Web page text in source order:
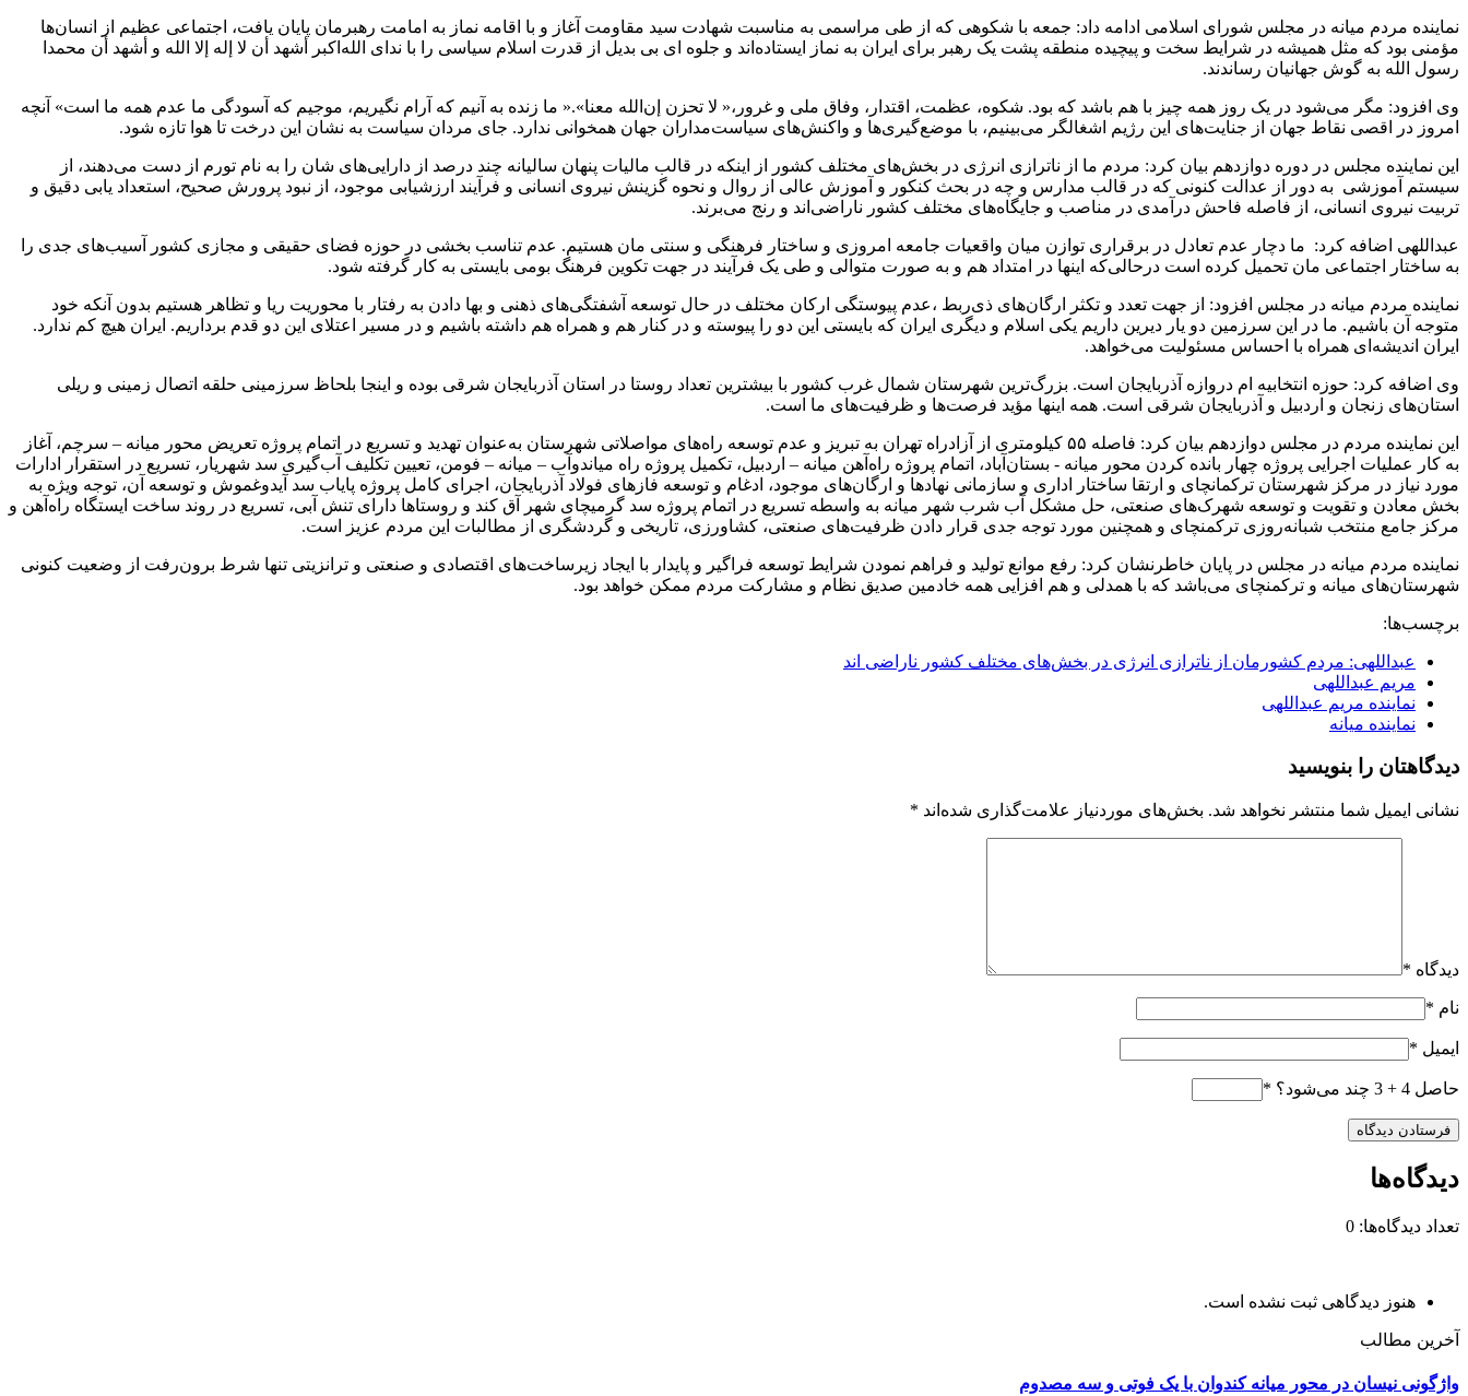
نماینده مردم میانه در مجلس شورای اسلامی ادامه داد: جمعه با شکوهی که از طی مراسمی به مناسبت شهادت سید مقاومت آغاز و با اقامه نماز به امامت رهبرمان پایان یافت، اجتماعی عظیم از انسان‌ها
مؤمنی بود که مثل همیشه در شرایط سخت و پیچیده منطقه پشت یک رهبر برای ایران به نماز ایستاده‌اند و جلوه ای بی بدیل از قدرت اسلام سیاسی را با ندای الله‌اکبر أشهد أن لا إله إلا الله و أشهد أن محمدا
رسول الله به گوش جهانیان رساندند.
وی افزود: مگر می‌شود در یک روز همه چیز با هم باشد که بود. شکوه، عظمت، اقتدار، وفاق ملی و غرور،« لا تحزن إن‌الله معنا».« ما زنده به آنیم که آرام نگیریم، موجیم که آسودگی ما عدم همه ما است» آنچه
امروز در اقصی نقاط جهان از جنایت‌های این رژیم اشغالگر می‌بینیم، با موضع‌گیری‌ها و واکنش‌های سیاست‌مداران جهان همخوانی ندارد. جای مردان سیاست به نشان این درخت تا هوا تازه شود.
این نماینده مجلس در دوره دوازدهم بیان کرد: مردم ما از ناترازی انرژی در بخش‌های مختلف کشور از اینکه در قالب مالیات پنهان سالیانه چند درصد از دارایی‌های شان را به نام تورم از دست می‌دهند، از
سیستم آموزشی به دور از عدالت کنونی که در قالب مدارس و چه در بحث کنکور و آموزش عالی از روال و نحوه گزینش نیروی انسانی و فرآیند ارزشیابی موجود، از نبود پرورش صحیح، استعداد یابی دقیق و
تربیت نیروی انسانی، از فاصله فاحش درآمدی در مناصب و جایگاه‌های مختلف کشور ناراضی‌اند و رنج می‌برند.
عبداللهی اضافه کرد: ما دچار عدم تعادل در برقراری توازن میان واقعیات جامعه امروزی و ساختار فرهنگی و سنتی مان هستیم. عدم تناسب بخشی در حوزه فضای حقیقی و مجازی کشور آسیب‌های جدی را
به ساختار اجتماعی مان تحمیل کرده است درحالی‌که اینها در امتداد هم و به صورت متوالی و طی یک فرآیند در جهت تکوین فرهنگ بومی بایستی به کار گرفته شود.
نماینده مردم میانه در مجلس افزود: از جهت تعدد و تکثر ارگان‌های ذی‌ربط ،عدم پیوستگی ارکان مختلف در حال توسعه آشفتگی‌های ذهنی و بها دادن به رفتار با محوریت ریا و تظاهر هستیم بدون آنکه خود
متوجه آن باشیم. ما در این سرزمین دو یار دیرین داریم یکی اسلام و دیگری ایران که بایستی این دو را پیوسته و در کنار هم و همراه هم داشته باشیم و در مسیر اعتلای این دو قدم برداریم. ایران هیچ کم ندارد.
ایران اندیشه‌ای همراه با احساس مسئولیت می‌خواهد.
وی اضافه کرد: حوزه انتخابیه ام دروازه آذربایجان است. بزرگ‌ترین شهرستان شمال غرب کشور با بیشترین تعداد روستا در استان آذربایجان شرقی بوده و اینجا بلحاظ سرزمینی حلقه اتصال زمینی و ریلی
استان‌های زنجان و اردبیل و آذربایجان شرقی است. همه اینها مؤید فرصت‌ها و ظرفیت‌های ما است.
این نماینده مردم در مجلس دوازدهم بیان کرد: فاصله ۵۵ کیلومتری از آزادراه تهران به تبریز و عدم توسعه راه‌های مواصلاتی شهرستان به‌عنوان تهدید و تسریع در اتمام پروژه تعریض محور میانه – سرچم، آغاز
به کار عملیات اجرایی پروژه چهار بانده کردن محور میانه - بستان‌آباد، اتمام پروژه راه‌آهن میانه – اردبیل، تکمیل پروژه راه میاندوآب – میانه – فومن، تعیین تکلیف آب‌گیری سد شهریار، تسریع در استقرار ادارات
مورد نیاز در مرکز شهرستان ترکمانچای و ارتقا ساختار اداری و سازمانی نهادها و ارگان‌های موجود، ادغام و توسعه فازهای فولاد آذربایجان، اجرای کامل پروژه پایاب سد آیدوغموش و توسعه آن، توجه ویژه به
بخش معادن و تقویت و توسعه شهرک‌های صنعتی، حل مشکل آب شرب شهر میانه به واسطه تسریع در اتمام پروژه سد گرمیچای شهر آق کند و روستاها دارای تنش آبی، تسریع در روند ساخت ایستگاه راه‌آهن و
مرکز جامع منتخب شبانه‌روزی ترکمنچای و همچنین مورد توجه جدی قرار دادن ظرفیت‌های صنعتی، کشاورزی، تاریخی و گردشگری از مطالبات این مردم عزیز است.
نماینده مردم میانه در مجلس در پایان خاطرنشان کرد: رفع موانع تولید و فراهم نمودن شرایط توسعه فراگیر و پایدار با ایجاد زیرساخت‌های اقتصادی و صنعتی و ترانزیتی تنها شرط برون‌رفت از وضعیت کنونی
شهرستان‌های میانه و ترکمنچای می‌باشد که با همدلی و هم افزایی همه خادمین صدیق نظام و مشارکت مردم ممکن خواهد بود.
برچسب‌ها:
عبداللهی: مردم کشورمان از ناترازی انرژی در بخش‌های مختلف کشور ناراضی اند
مریم عبداللهی
نماینده مریم عبداللهی
نماینده میانه
دیدگاهتان را بنویسید
نشانی ایمیل شما منتشر نخواهد شد. بخش‌های موردنیاز علامت‌گذاری شده‌اند *
دیدگاه *
نام *
ایمیل *
حاصل 4 + 3 چند می‌شود؟ *
دیدگاه‌ها
تعداد دیدگاه‌ها: 0
هنوز دیدگاهی ثبت نشده است.
آخرین مطالب
واژگونی نیسان در محور میانه کندوان با یک فوتی و سه مصدوم